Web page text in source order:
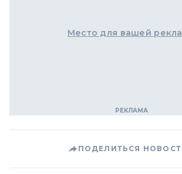
Место для вашей
ПОДЕЛИТЬСЯ